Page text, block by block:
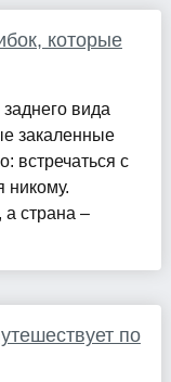
которые
вида
закаленные
встречаться с
никому.
страна –
по